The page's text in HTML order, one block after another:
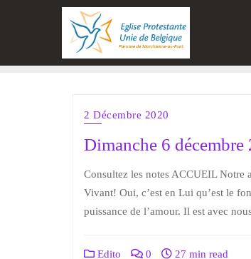
2 Décembre 2020
Dimanche 6
Consultez les notes ACCUEIL Notre
Vivant! Oui, c’est en Lui qu’est le
puissance de l’amour. Il est avec
Edito 0 27 min read